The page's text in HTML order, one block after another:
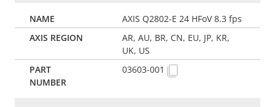
AXIS Q2802-E 24 HFoV 8.3 fps
AR, AU, BR, CN, EU, JP, KR,
UK, US
03603-001